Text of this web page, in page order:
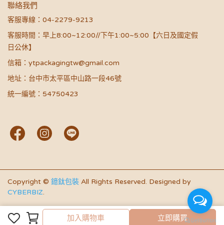
加入購物車
加入購物車 立即購買
聯絡我們
客服專線：04-2279-9213
客服時間：早上8:00~12:00//下午1:00~5:00【六日及國定假
日公休】
信箱：ytpackagingtw@gmail.com
地址：台中市太平區中山路一段46號
統一編號：54750423
Copyright © 鐿鈦包裝 All Rights Reserved. Designed by
CYBERBIZ.